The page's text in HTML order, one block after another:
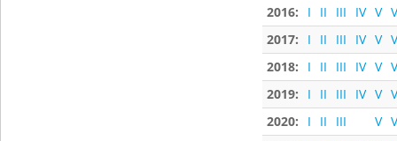
2016:
I II III IV V
2017:
I II III IV V
2018:
I II III IV V
2019:
I II III IV V
2020:
I II III V